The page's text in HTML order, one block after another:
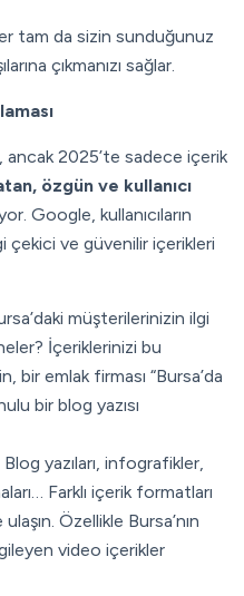
tam da sizin sunduğunuz
çıkmanızı sağlar.
ancak 2025’te sadece içerik
özgün ve kullanıcı
Google, kullanıcıların
çekici ve güvenilir içerikleri
müşterilerinizin ilgi
İçeriklerinizi bu
bir emlak firması “Bursa’da
bir blog yazısı
Blog yazıları, infografikler,
Farklı içerik formatları
Özellikle Bursa’nın
video içerikler